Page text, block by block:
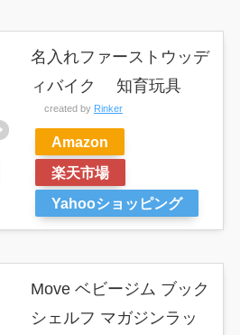
名入れファーストウッデ
ィバイク 知育玩具
created by Rinker
Amazon
楽天市場
Yahooショッピング
Move ベビージム ブック
シェルフ マガジンラッ